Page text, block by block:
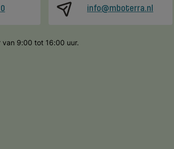
info@mboterra.nl
9:00 tot 16:00 uur.